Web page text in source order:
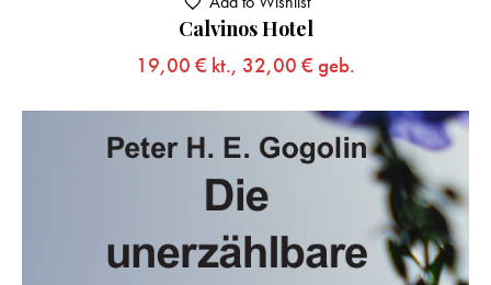
Calvinos Hotel
19,00 € kt., 32,00 € geb.